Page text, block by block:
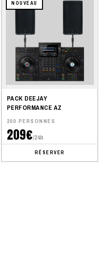
NOUVEAU
PACK DEEJAY
PERFORMANCE AZ
200 PERSONNES
209€/24h
RÉSERVER